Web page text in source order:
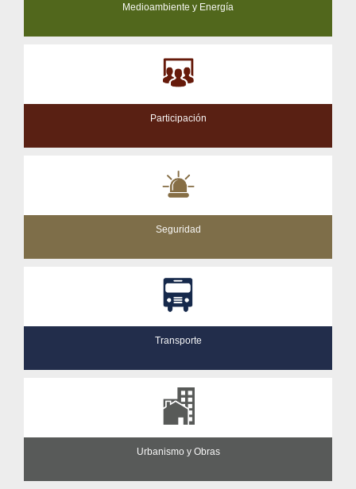
Medioambiente y Energía
Participación
Seguridad
Transporte
Urbanismo y Obras